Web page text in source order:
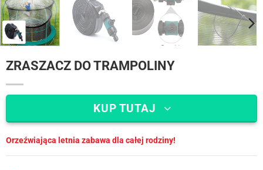
ZRASZACZ DO TRAMPOLINY
KUP TUTAJ
Orzeźwiająca letnia zabawa dla całej rodziny!